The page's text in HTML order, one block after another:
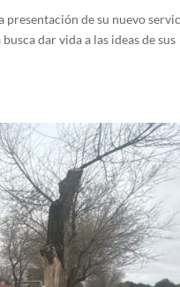
presentación de su nuevo
dar vida a las ideas de sus